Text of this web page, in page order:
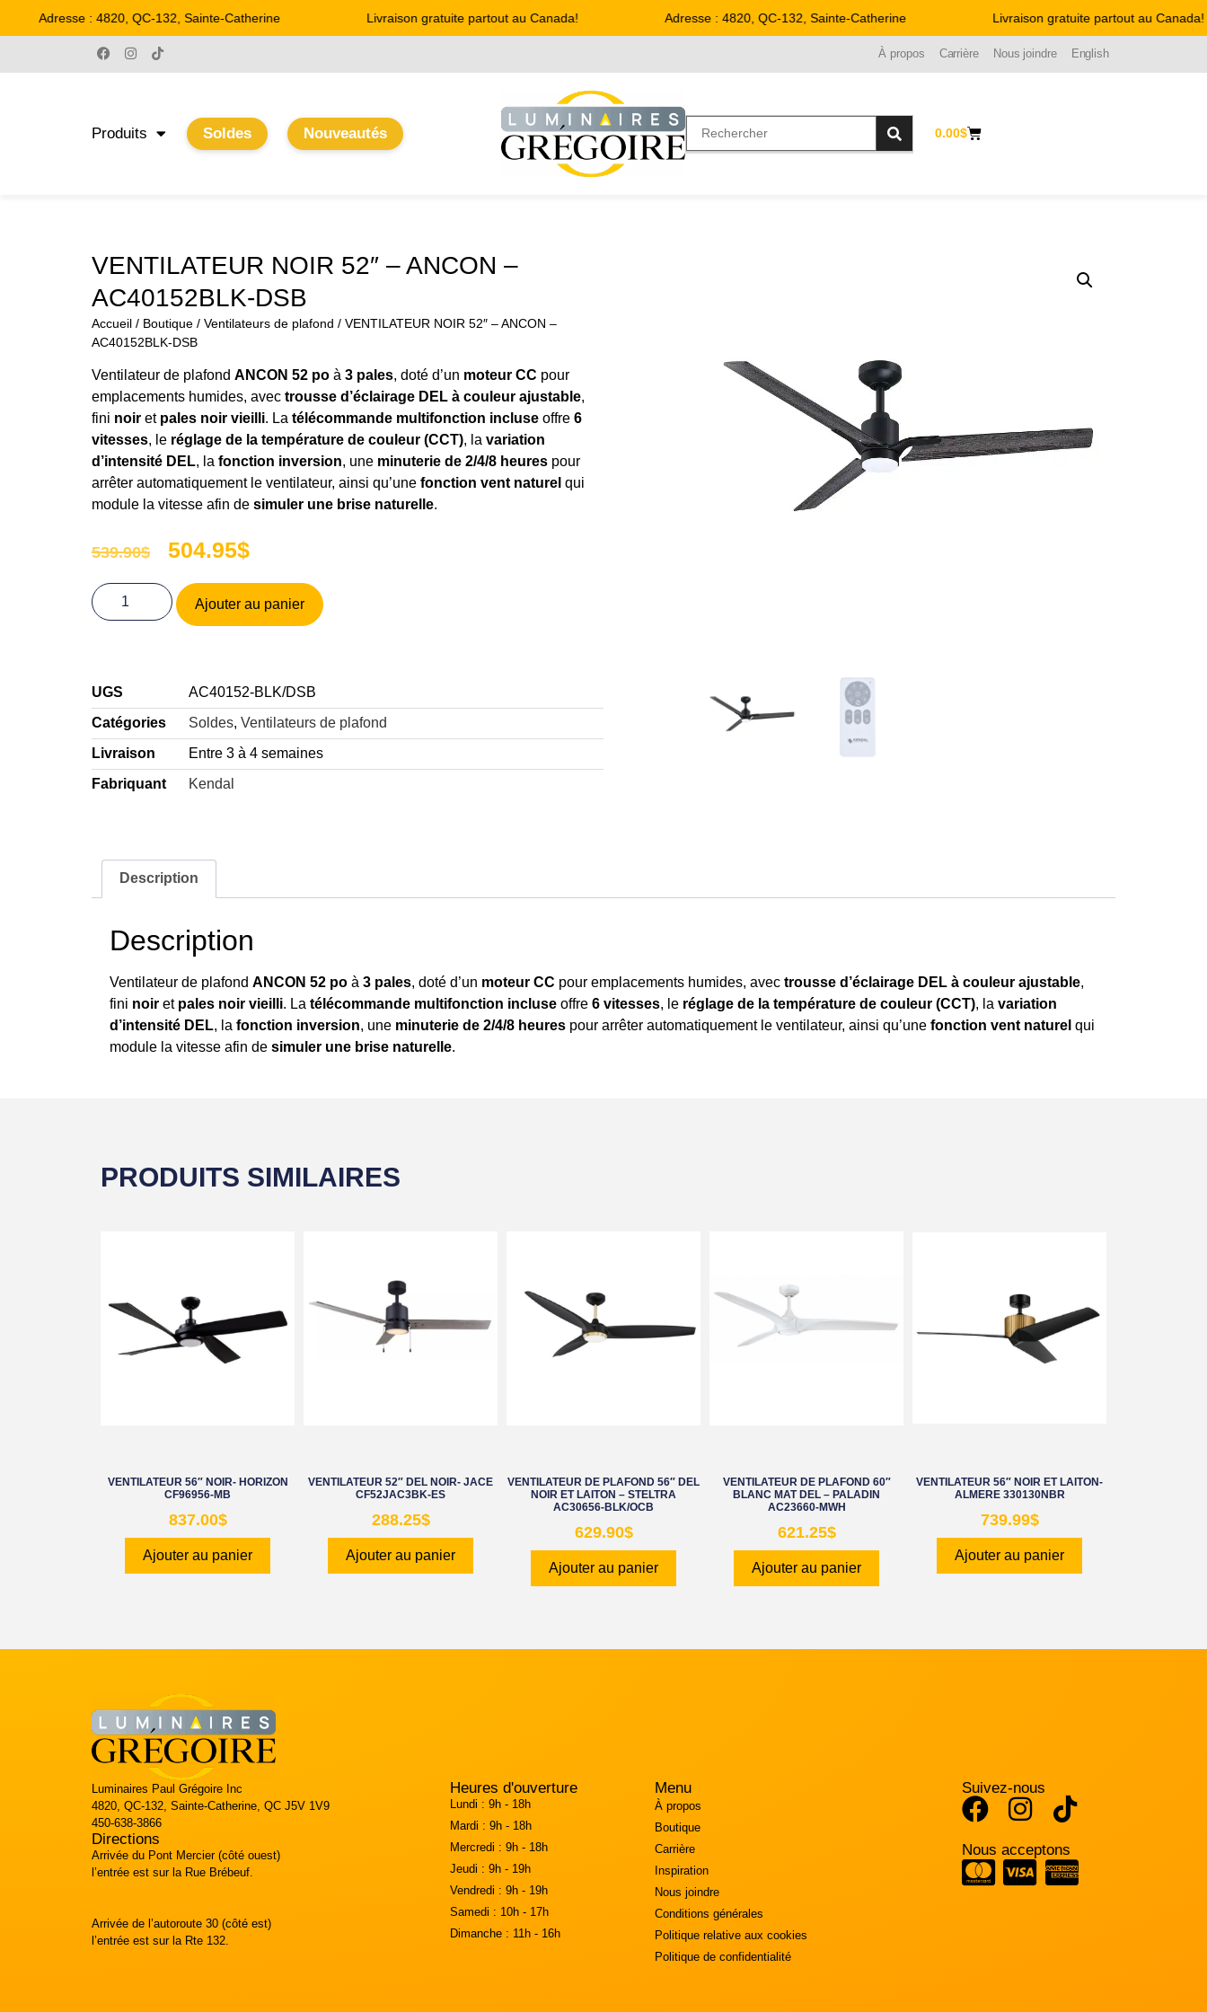
Adresse : 4820, QC-132, Sainte-Catherine Livraison gratuite partout au Canada! Adresse : 4820, QC-132, Sainte-Catherine Livraison gratuite partout au Canada!
À propos Carrière Nous joindre English
Produits Soldes Nouveautés 0.00$
VENTILATEUR NOIR 52″ – ANCON –
AC40152BLK-DSB
Accueil / Boutique / Ventilateurs de plafond / VENTILATEUR NOIR 52″ – ANCON –
AC40152BLK-DSB
Ventilateur de plafond ANCON 52 po à 3 pales, doté d’un moteur CC pour
emplacements humides, avec trousse d’éclairage DEL à couleur ajustable,
fini noir et pales noir vieilli. La télécommande multifonction incluse offre 6
vitesses, le réglage de la température de couleur (CCT), la variation
d’intensité DEL, la fonction inversion, une minuterie de 2/4/8 heures pour
arrêter automatiquement le ventilateur, ainsi qu’une fonction vent naturel qui
module la vitesse afin de simuler une brise naturelle.
539.90$ 504.95$
Ajouter au panier
UGS
AC40152-BLK/DSB
Catégories
Soldes, Ventilateurs de plafond
Livraison
Entre 3 à 4 semaines
Fabriquant
Kendal
Description
Description
Ventilateur de plafond ANCON 52 po à 3 pales, doté d’un moteur CC pour emplacements humides, avec trousse d’éclairage DEL à couleur ajustable,
fini noir et pales noir vieilli. La télécommande multifonction incluse offre 6 vitesses, le réglage de la température de couleur (CCT), la variation
d’intensité DEL, la fonction inversion, une minuterie de 2/4/8 heures pour arrêter automatiquement le ventilateur, ainsi qu’une fonction vent naturel qui
module la vitesse afin de simuler une brise naturelle.
PRODUITS SIMILAIRES
VENTILATEUR 56″ NOIR- HORIZON
CF96956-MB
837.00$
Ajouter au panier
VENTILATEUR 52″ DEL NOIR- JACE
CF52JAC3BK-ES
288.25$
Ajouter au panier
VENTILATEUR DE PLAFOND 56″ DEL
NOIR ET LAITON – STELTRA
AC30656-BLK/OCB
629.90$
Ajouter au panier
VENTILATEUR DE PLAFOND 60″
BLANC MAT DEL – PALADIN
AC23660-MWH
621.25$
Ajouter au panier
VENTILATEUR 56″ NOIR ET LAITON-
ALMERE 330130NBR
739.99$
Ajouter au panier
Luminaires Paul Grégoire Inc
4820, QC-132, Sainte-Catherine, QC J5V 1V9
450-638-3866
Directions
Arrivée du Pont Mercier (côté ouest)
l’entrée est sur la Rue Brébeuf.
Arrivée de l’autoroute 30 (côté est)
l’entrée est sur la Rte 132.
Heures d'ouverture
Lundi : 9h - 18h
Mardi : 9h - 18h
Mercredi : 9h - 18h
Jeudi : 9h - 19h
Vendredi : 9h - 19h
Samedi : 10h - 17h
Dimanche : 11h - 16h
Menu
À propos
Boutique
Carrière
Inspiration
Nous joindre
Conditions générales
Politique relative aux cookies
Politique de confidentialité
Suivez-nous
Nous acceptons